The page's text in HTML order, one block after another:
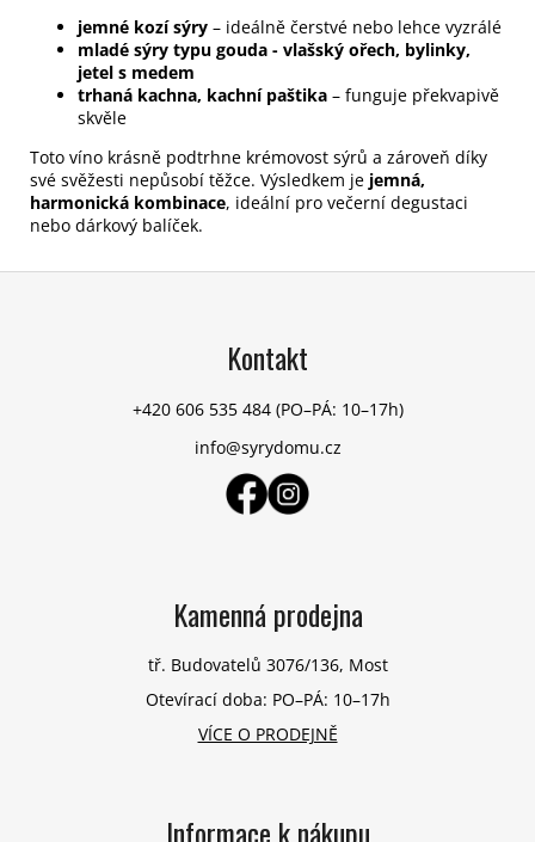
jemné kozí sýry – ideálně čerstvé nebo lehce vyzrálé
mladé sýry typu gouda - vlašský ořech, bylinky,
jetel s medem
trhaná kachna, kachní paštika – funguje překvapivě
skvěle
Toto víno krásně podtrhne krémovost sýrů a zároveň díky
své svěžesti nepůsobí těžce. Výsledkem je jemná,
harmonická kombinace, ideální pro večerní degustaci
nebo dárkový balíček.
Z
Kontakt
+420 606 535 484 (PO–PÁ: 10–17h)
info@syrydomu.cz
Kamenná prodejna
tř. Budovatelů 3076/136, Most
Otevírací doba: PO–PÁ: 10–17h
VÍCE O PRODEJNĚ
Informace k nákupu